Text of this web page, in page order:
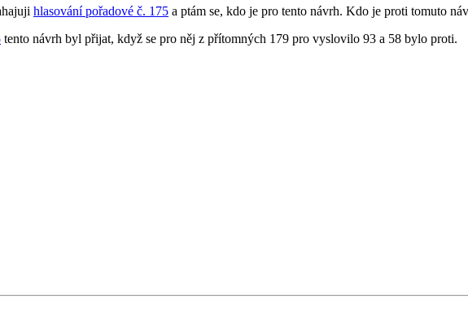
hlasování pořadové č. 175 a ptám se, kdo je pro tento návrh. Kdo je proti tomuto
tento návrh byl přijat, když se pro něj z přítomných 179 pro vyslovilo 93 a 58 bylo proti.